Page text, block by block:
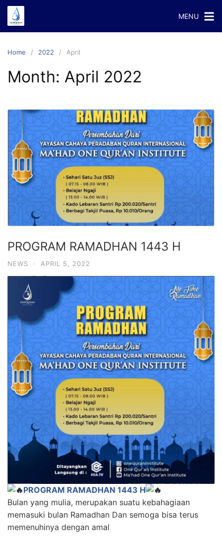
Skip
content
MENU
Home 2022 April
Month: April 2022
PROGRAM RAMADHAN 1443 H
NEWS · APRIL 5, 2022
PROGRAM RAMADHAN 1443 H
Bulan yang mulia, merupakan suatu kebahagiaan
memasuki bulan Ramadhan Dan semoga bisa terus
memenuhinya dengan amal